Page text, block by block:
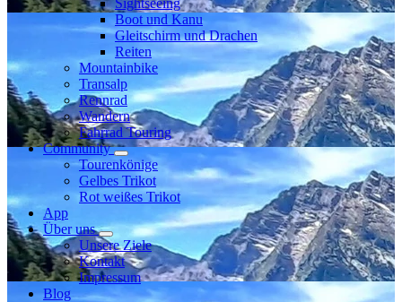
Boot und Kanu
Gleitschirm und Drachen
Reiten
Mountainbike
Transalp
Rennrad
Wandern
Fahrrad Touring
Community
Tourenkönige
Gelbes Trikot
Rot weißes Trikot
App
Über uns
Unsere Ziele
Kontakt
Impressum
Blog